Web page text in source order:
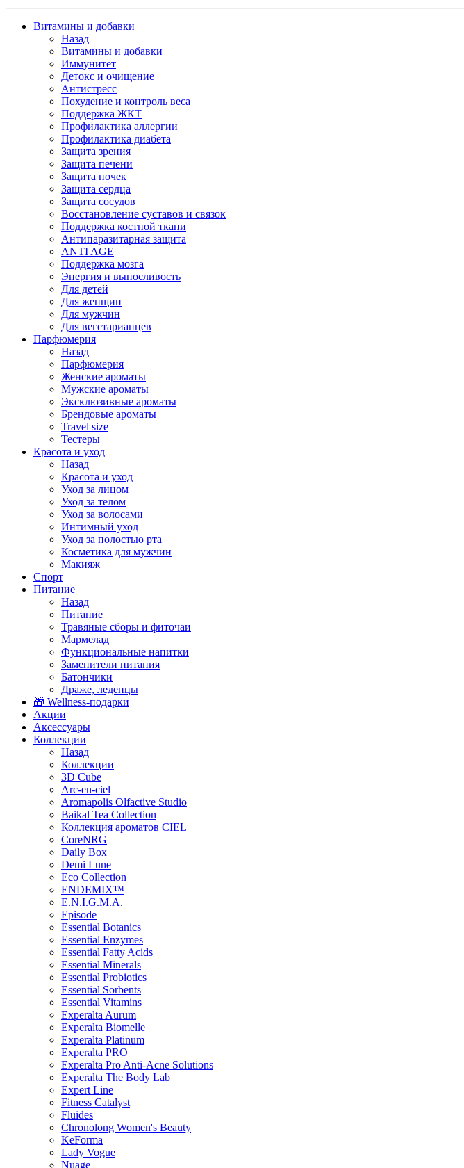
Витамины и добавки
Назад
Витамины и добавки
Иммунитет
Детокс и очищение
Антистресс
Похудение и контроль веса
Поддержка ЖКТ
Профилактика аллергии
Профилактика диабета
Защита зрения
Защита печени
Защита почек
Защита сердца
Защита сосудов
Восстановление суставов и связок
Поддержка костной ткани
Антипаразитарная защита
ANTI AGE
Поддержка мозга
Энергия и выносливость
Для детей
Для женщин
Для мужчин
Для вегетарианцев
Парфюмерия
Назад
Парфюмерия
Женские ароматы
Мужские ароматы
Эксклюзивные ароматы
Брендовые ароматы
Travel size
Тестеры
Красота и уход
Назад
Красота и уход
Уход за лицом
Уход за телом
Уход за волосами
Интимный уход
Уход за полостью рта
Косметика для мужчин
Макияж
Спорт
Питание
Назад
Питание
Травяные сборы и фиточаи
Мармелад
Функциональные напитки
Заменители питания
Батончики
Драже, леденцы
🎁 Wellness-подарки
Акции
Аксессуары
Коллекции
Назад
Коллекции
3D Cube
Arc-en-ciel
Aromapolis Olfactive Studio
Baikal Tea Collection
Коллекция ароматов CIEL
СoreNRG
Daily Box
Demi Lune
Eco Collection
ENDEMIX™
E.N.I.G.M.A.
Episode
Essential Botanics
Essential Enzymes
Essential Fatty Acids
Essential Minerals
Essential Probiotics
Essential Sorbents
Essential Vitamins
Experalta Aurum
Experalta Biomelle
Experalta Platinum
Experalta PRO
Experalta Pro Anti-Acne Solutions
Experalta The Body Lab
Expert Line
Fitness Catalyst
Fluides
Chronolong Women's Beauty
KeForma
Lady Vogue
Nuage